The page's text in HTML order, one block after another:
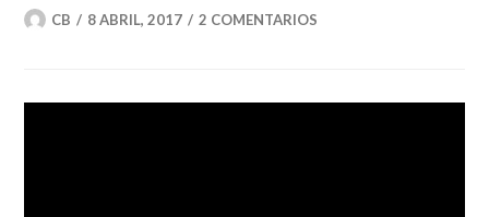
CB 8 ABRIL, 2017 2 COMENTARIOS